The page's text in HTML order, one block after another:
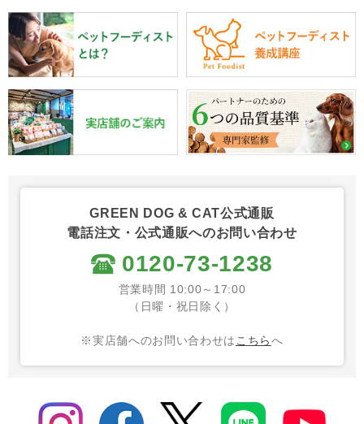
GREEN DOG & CAT公式通販
電話注文・公式通販へのお問い合わせ
0120-73-1238
営業時間 10:00～17:00
（日曜・祝日除く）
※実店舗へのお問い合わせは こちらへ